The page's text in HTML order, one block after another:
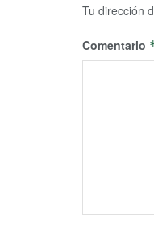
Tu dirección
Comentario